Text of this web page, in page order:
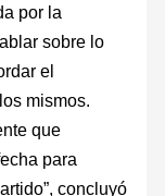
por la
sobre lo
el
mismos.
que
para
concluyó